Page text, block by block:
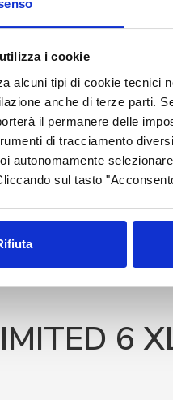
i cookie
alcuni tipi di cookie tecnici
anche di terze parti.
il permanere delle
di tracciamento
autonomamente
sul tasto
6